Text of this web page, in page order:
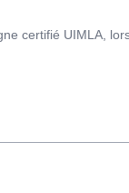
certifié UIMLA,